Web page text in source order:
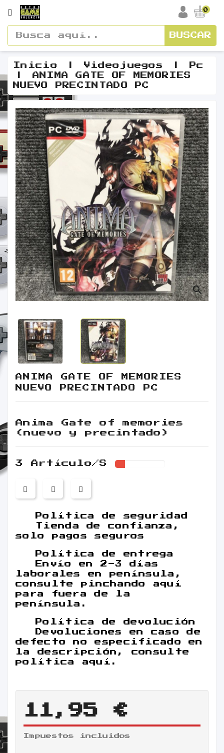
CATEGORÍA
Cajas
Manuales
Consolas
Vídeos
Soundtracks
Figuras
Guías
Retro
Informática
Videojuegos
0
BUSCAR
Inicio Videojuegos
Pc
ANIMA GATE OF MEMORIES
NUEVO PRECINTADO PC
search
ANIMA GATE OF MEMORIES
NUEVO PRECINTADO PC
Anima Gate of memories
(nuevo y precintado)
3 Artículo/s
Política de seguridad
Tienda de confianza,
solo pagos seguros
Política de entrega
Envío en 2-3 días
laborales en península,
consulte pinchando aquí
para fuera de la
península.
Política de devolución
Devoluciones en caso de
defecto no especificado en
la descripción, consulte
política aquí.
11,95 €
Impuestos incluidos